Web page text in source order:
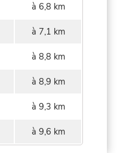
à 6,8 km
à 7,1 km
à 8,8 km
à 8,9 km
à 9,3 km
à 9,6 km